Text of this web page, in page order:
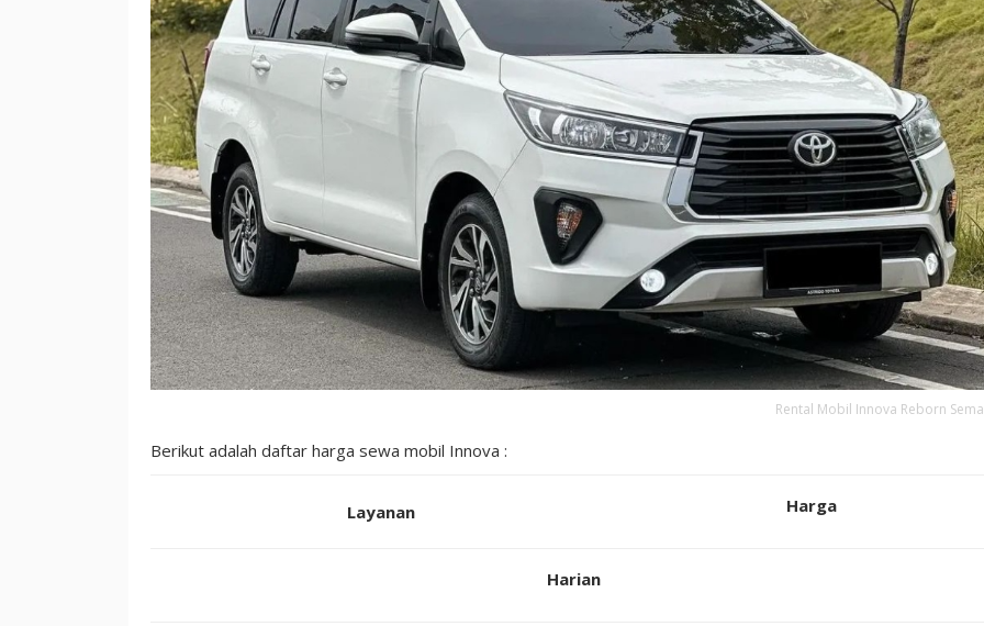
Rental Mobil Innova Reborn
Berikut adalah daftar harga sewa mobil Innova :
Layanan Harga
Harian